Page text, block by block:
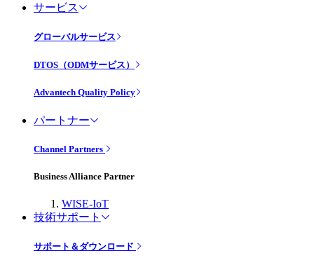
サービス
グローバルサービス
DTOS（ODMサービス）
Advantech Quality Policy
パートナー
Channel Partners
Business Alliance Partner
WISE-IoT
技術サポート
サポート＆ダウンロード